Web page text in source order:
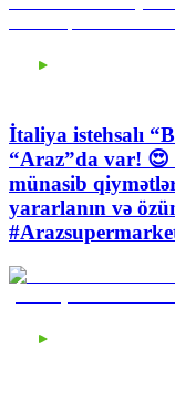
İtaliya istehsalı
“Araz”da var! 😍
münasib
yararlanın və